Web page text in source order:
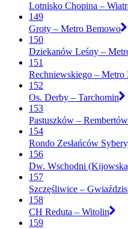
Lotnisko Chopina –
149
Groty – Metro Bemowo
150
Dziekanów Leśny –
151
Rechniewskiego – Metro
152
Os. Derby – Tarchomin
153
Pastuszków –
154
Rondo Zesłańców
156
Dw. Wschodni
157
Szczęśliwice –
158
CH Reduta – Witolin
159